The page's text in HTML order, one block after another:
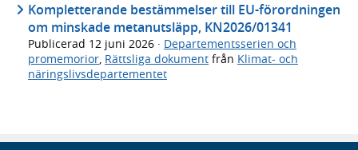
Kompletterande bestämmelser till EU-förordningen
om minskade metanutsläpp, KN2026/01341
Publicerad 12 juni 2026 · Departementsserien och
promemorior, Rättsliga dokument från Klimat- och
näringslivsdepartementet